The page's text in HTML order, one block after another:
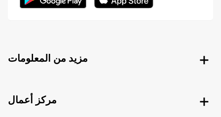
مزيد من المعلومات
مركز أعمال